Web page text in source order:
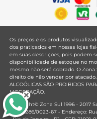
Os preços e os produtos
dos praticados em nossas lojas
em suas descrições, pois podem
disponibilidade de estoque no
mesmo não será cobrado. O
direito de não vender por atacado.
ALCOÓLICAS SÃO PROIBIDOS
MODERAÇÃO.
Copyright© Zona Sul 1996 - 2017
33.381.286/0023-67 - Endereço: